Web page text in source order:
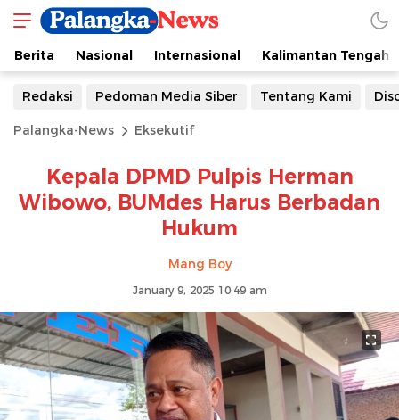
Berita Nasional Internasional Kalimantan Tengah
Redaksi Pedoman Media Siber Tentang Kami
Palangka-News Eksekutif
Kepala DPMD Pulpis Herman
Wibowo, BUMdes Harus Berbadan
Hukum
Mang Boy
January 9, 2025 10:49 am